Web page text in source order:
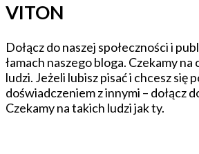
VITON
Dołącz do naszej społeczności i
łamach naszego bloga. Czekamy
ludzi. Jeżeli lubisz pisać i chcesz się
doświadczeniem z innymi – dołącz
Czekamy na takich ludzi jak ty.